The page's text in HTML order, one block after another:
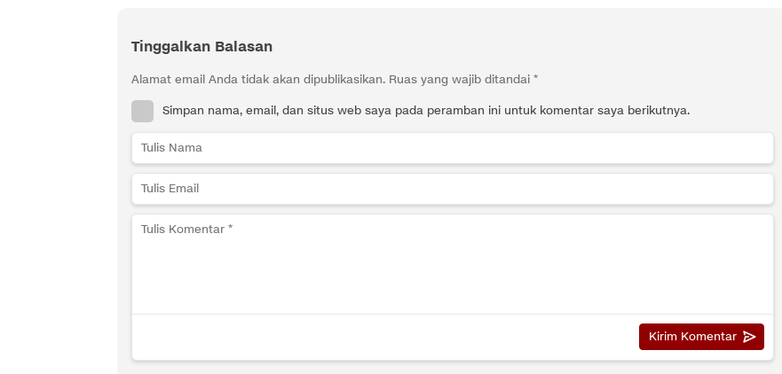
Tinggalkan Balasan
Alamat email Anda tidak akan dipublikasikan. Ruas yang wajib ditandai *
Simpan nama, email, dan situs web saya pada peramban ini untuk komentar saya berikutnya.